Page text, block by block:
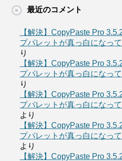
最近のコメント
【解決】CopyPaste Pro
プパレットが真っ白になって
り
【解決】CopyPaste Pro
プパレットが真っ白になって
り
【解決】CopyPaste Pro
プパレットが真っ白になって
より
【解決】CopyPaste Pro
プパレットが真っ白になって
より
【解決】CopyPaste Pro